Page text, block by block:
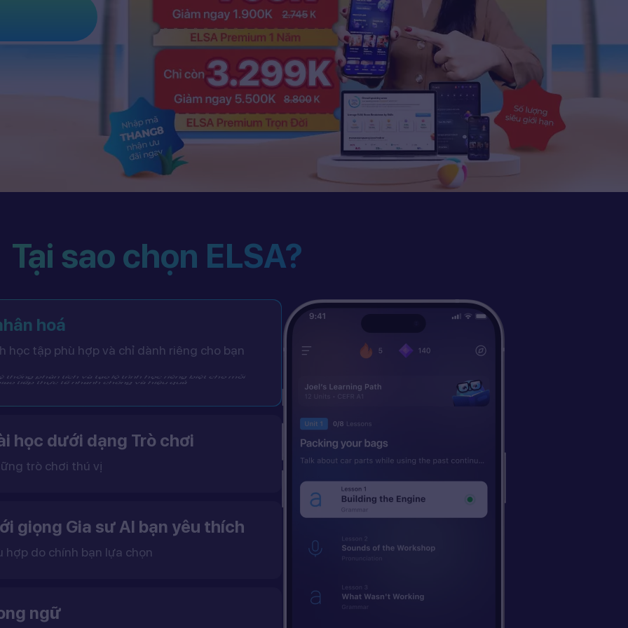
Tại sao chọn ELSA?
hoá
học tập phù hợp và chỉ dành riêng cho bạn
thống phân tích và tạo lộ trình học riêng biệt cho mỗi
tiếp thực tế nhanh chóng và hiệu quả
học dưới dạng Trò chơi
trò chơi thú vị
giọng Gia sư AI bạn yêu thích
hợp do chính bạn lựa chọn
ngữ